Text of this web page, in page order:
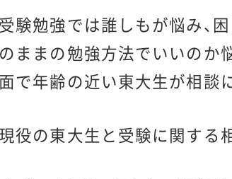
受験勉強では誰しもが悩み、
のままの勉強方法でいいのか
面で年齢の近い東大生が相談
役の東大生と受験に関する